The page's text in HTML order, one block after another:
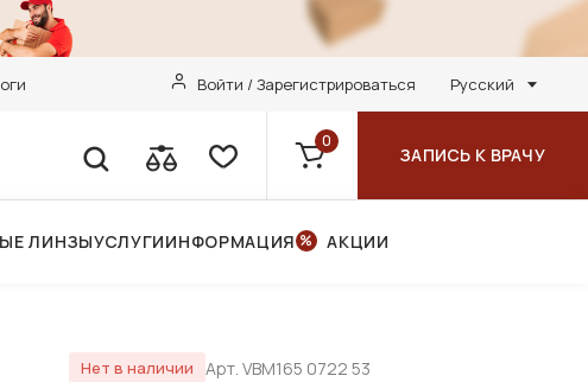
Войти / Зарегистрироваться Русский
0
ЗАПИСЬ К ВРАЧУ
ЛИНЗЫУСЛУГИИНФОРМАЦИЯ АКЦИИ
Нет в наличии Арт. VBM165 0722 53